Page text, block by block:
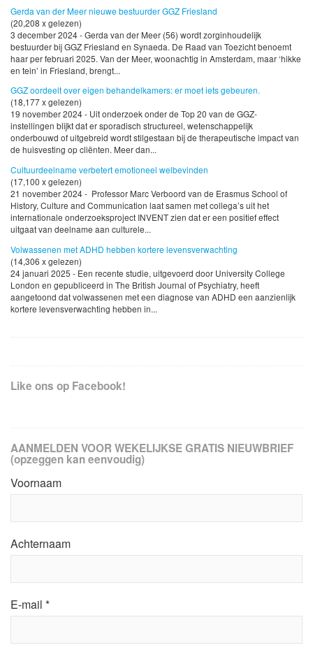
Gerda van der Meer nieuwe bestuurder GGZ Friesland
(20,208 x gelezen)
3 december 2024 - Gerda van der Meer (56) wordt zorginhoudelijk
bestuurder bij GGZ Friesland en Synaeda. De Raad van Toezicht benoemt
haar per februari 2025. Van der Meer, woonachtig in Amsterdam, maar ‘hikke
en tein’ in Friesland, brengt...
GGZ oordeelt over eigen behandelkamers: er moet iets gebeuren.
(18,177 x gelezen)
19 november 2024 - Uit onderzoek onder de Top 20 van de GGZ-
instellingen blijkt dat er sporadisch structureel, wetenschappelijk
onderbouwd of uitgebreid wordt stilgestaan bij de therapeutische impact van
de huisvesting op cliënten. Meer dan...
Cultuurdeelname verbetert emotioneel welbevinden
(17,100 x gelezen)
21 november 2024 - Professor Marc Verboord van de Erasmus School of
History, Culture and Communication laat samen met collega’s uit het
internationale onderzoeksproject INVENT zien dat er een positief effect
uitgaat van deelname aan culturele...
Volwassenen met ADHD hebben kortere levensverwachting
(14,306 x gelezen)
24 januari 2025 - Een recente studie, uitgevoerd door University College
London en gepubliceerd in The British Journal of Psychiatry, heeft
aangetoond dat volwassenen met een diagnose van ADHD een aanzienlijk
kortere levensverwachting hebben in...
Like ons op Facebook!
AANMELDEN VOOR WEKELIJKSE GRATIS NIEUWBRIEF
(opzeggen kan eenvoudig)
Voornaam
Achternaam
E-mail *